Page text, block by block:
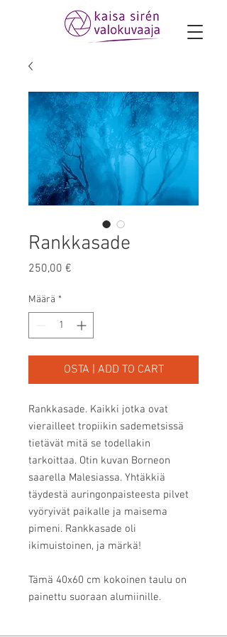
Rankkasade
250,00 €
Määrä *
OSTA | ADD TO CART
Rankkasade. Kaikki jotka ovat
vierailleet tropiikin sademetsissä
tietävät mitä se todellakin
tarkoittaa. Otin kuvan Borneon
saarella Malesiassa. Yhtäkkiä
täydestä auringonpaisteesta pilvet
vyöryivät paikalle ja maisema
pimeni. Rankkasade oli
ikimuistoinen, ja märkä!
Tämä 40x60 cm kokoinen taulu on
painettu suoraan alumiinille.